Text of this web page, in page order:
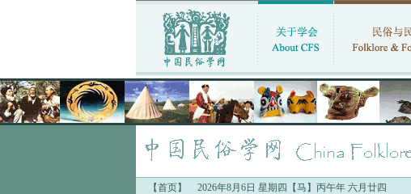
【首页】 2026年8月6日 星期四【马】丙午年 六月廿四